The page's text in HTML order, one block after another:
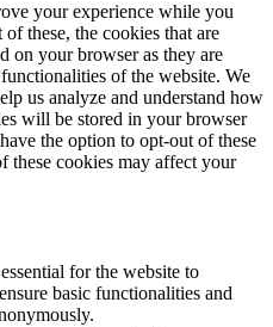
your experience while you
these, the cookies that are
on your browser as they are
of the website. We
us analyze and understand how
will be stored in your browser
the option to opt-out of these
these cookies may affect your
for the website to
basic functionalities and